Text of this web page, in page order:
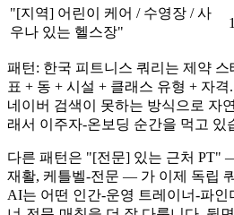
"[지역] 어린이 케어 / 수영장 / 사
우나 있는 헬스장"
패턴: 한국 피트니스 쿼리는 제약
표 + 동 + 시설 + 클래스 유형 + 자
네이버 검색이 못하는 방식으로 자
래서 이주자-온보딩 순간을 먹고 있
다른 패턴은 "[전문] 있는 근처 PT"
재활, 케틀벨-전문 — 가 이제 독립
AI는 어떤 인간-운영 트레이너-파인